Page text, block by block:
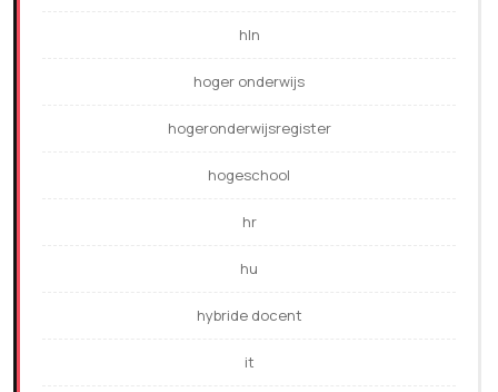
hln
hoger onderwijs
hogeronderwijsregister
hogeschool
hr
hu
hybride docent
it